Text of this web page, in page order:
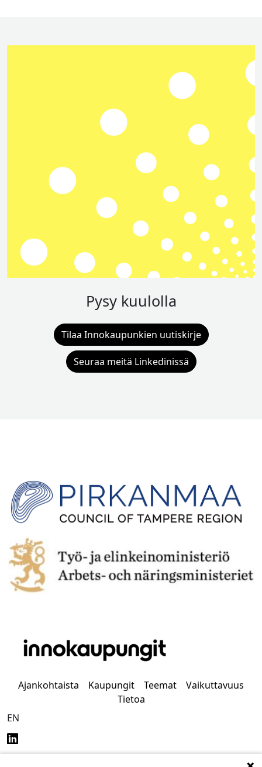
Pysy kuulolla
Tilaa Innokaupunkien uutiskirje
Seuraa meitä Linkedinissä
Ajankohtaista Kaupungit Teemat
Vaikuttavuus
Tietoa
EN